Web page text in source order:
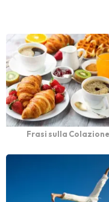
Frasi sulla Colazione